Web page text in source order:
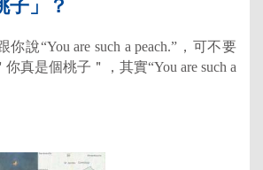
子」？
說“You are such a peach.”，可不要
真是個桃子＂，其實“You are such a